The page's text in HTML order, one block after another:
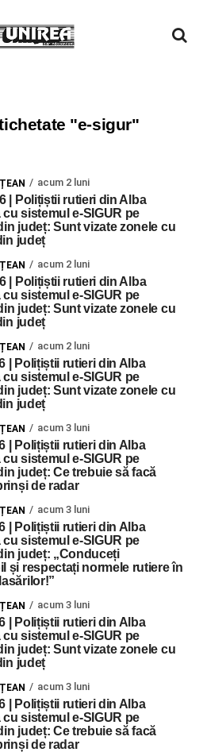
"e-sigur"
acum 2 luni
| Polițiștii rutieri din Alba
sistemul e-SIGUR pe
județ: Sunt vizate zonele cu
județ
acum 2 luni
| Polițiștii rutieri din Alba
sistemul e-SIGUR pe
județ: Sunt vizate zonele cu
județ
acum 2 luni
| Polițiștii rutieri din Alba
sistemul e-SIGUR pe
județ: Sunt vizate zonele cu
județ
acum 3 luni
| Polițiștii rutieri din Alba
sistemul e-SIGUR pe
județ: Ce trebuie să facă
de radar
acum 3 luni
| Polițiștii rutieri din Alba
sistemul e-SIGUR pe
județ: „Conduceți
și respectați normele rutiere în
acum 3 luni
| Polițiștii rutieri din Alba
sistemul e-SIGUR pe
județ: Sunt vizate zonele cu
județ
acum 3 luni
| Polițiștii rutieri din Alba
sistemul e-SIGUR pe
județ: Ce trebuie să facă
de radar